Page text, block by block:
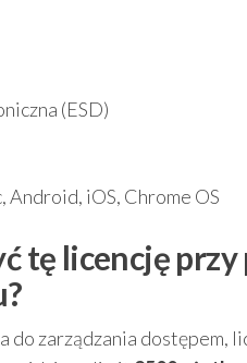
(ESD)
Android, iOS, Chrome OS
tę licencję
do zarządzania dostępem,